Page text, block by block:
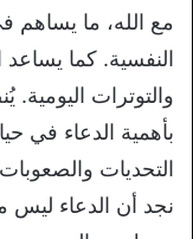
مع الله، ما يساهم
النفسية. كما
والتوترات
بأهمية الدعاء في
التحديات
نجد أن الدعاء ليس